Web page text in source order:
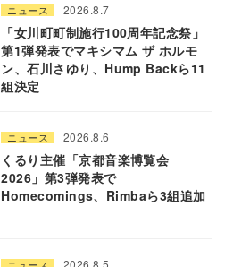
ニュース 2026.8.7
「女川町町制施行100周年記念祭」
第1弾発表でマキシマム ザ ホルモ
ン、石川さゆり、Hump Backら11
組決定
ニュース 2026.8.6
くるり主催「京都音楽博覧会
2026」第3弾発表で
Homecomings、Rimbaら3組追加
2026.8.5